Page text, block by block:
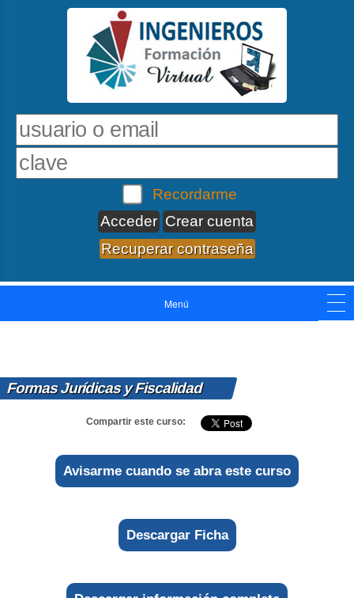
Recordarme
Crear cuenta
Recuperar contraseña
Menú
Formas Jurídicas y Fiscalidad
Compartir este curso:
Avisarme cuando se abra este curso
Descargar Ficha